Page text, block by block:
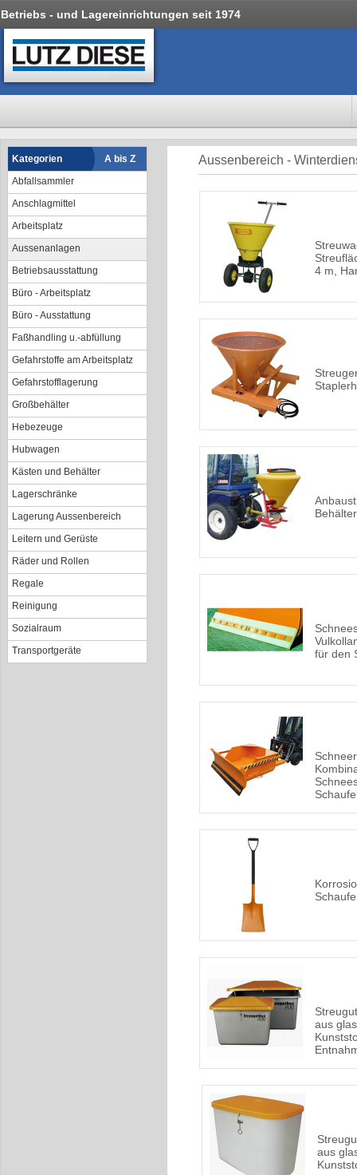
Betriebs - und Lagereinrichtungen seit 1974
Kategorien
A bis Z
Abfallsammler
Anschlagmittel
Arbeitsplatz
Aussenanlagen
Betriebsausstattung
Büro - Arbeitsplatz
Büro - Ausstattung
Faßhandling u.-abfüllung
Gefahrstoffe am Arbeitsplatz
Gefahrstofflagerung
Großbehälter
Hebezeuge
Hubwagen
Kästen und Behälter
Lagerschränke
Lagerung Aussenbereich
Leitern und Gerüste
Räder und Rollen
Regale
Reinigung
Sozialraum
Transportgeräte
Aussenbereich -
4 m,
Behälter
für den
aus
aus